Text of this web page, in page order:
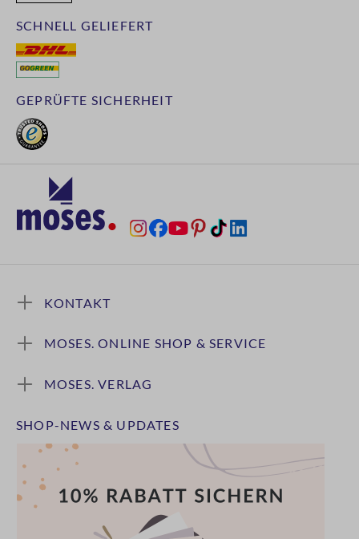
GEPRÜFTE SICHERHEIT
SCHNELL GELIEFERT
KONTAKT
MOSES. ONLINE SHOP & SERVICE
MOSES. VERLAG
SHOP-NEWS & UPDATES